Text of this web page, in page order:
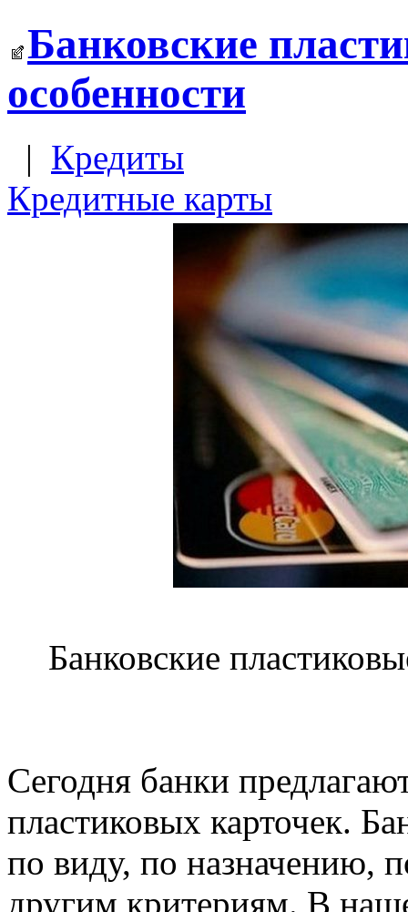
Банковские
особенности
| Кредиты
Кредитные карты
Банковские
Сегодня банки
пластиковых карточек.
по виду, по назначению,
другим критериям. В